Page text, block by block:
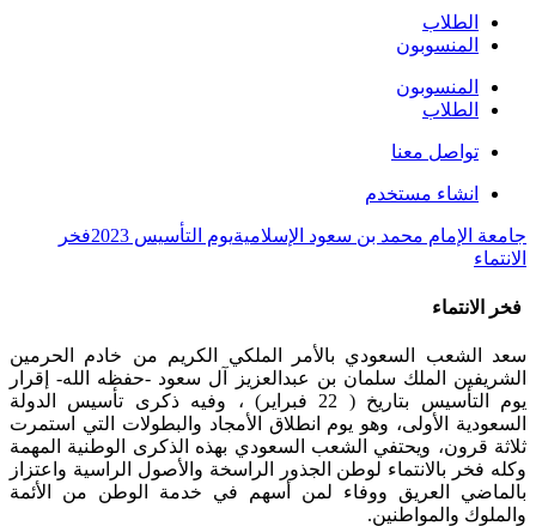
الطلاب
المنسوبون
المنسوبون
الطلاب
تواصل معنا
انشاء مستخدم
جامعة الإمام محمد بن سعود الإسلاميةيوم التأسيس 2023
فخر
الانتماء
فخر الانتماء
سعد الشعب السعودي بالأمر الملكي الكريم من خادم الحرمين
الشريفين الملك سلمان بن عبدالعزيز آل سعود -حفظه الله- إقرار
يوم التأسيس بتاريخ ( 22 فبراير) ، وفيه ذكرى تأسيس الدولة
السعودية الأولى، وهو يوم انطلاق الأمجاد والبطولات التي استمرت
ثلاثة قرون، ويحتفي الشعب السعودي بهذه الذكرى الوطنية المهمة
وكله فخر بالانتماء لوطن الجذور الراسخة والأصول الراسية واعتزاز
بالماضي العريق ووفاء لمن أسهم في خدمة الوطن من الأئمة
والملوك والمواطنين.